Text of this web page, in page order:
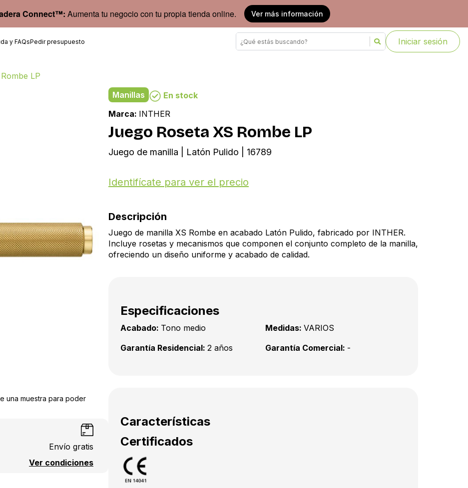
Connect™: Aumenta tu negocio con tu propia tienda online. Ver más información
y FAQsPedir presupuesto Iniciar sesión
LP
una muestra para poder
Envío gratis
Ver condiciones
Manillas
En stock
Marca: INTHER
Juego Roseta XS Rombe LP
Juego de manilla | Latón Pulido | 16789
Identifícate para ver el precio
Descripción
Juego de manilla XS Rombe en acabado Latón Pulido, fabricado por INTHER.
Incluye rosetas y mecanismos que componen el conjunto completo de la manilla,
ofreciendo un diseño uniforme y acabado de calidad.
Especificaciones
Acabado: Tono medio Medidas: VARIOS
Garantía Residencial: 2 años Garantía Comercial: -
Características
Certificados